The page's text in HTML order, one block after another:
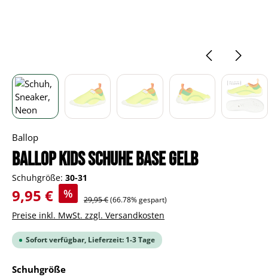
Ballop
BALLOP Kids Schuhe Base gelb
Schuhgröße: 30-31
Verkaufspreis:
9,95 € % Regulärer Preis:
29,95 €(66.78% gespart)
Preise inkl. MwSt. zzgl. Versandkosten
Sofort verfügbar, Lieferzeit: 1-3 Tage
Schuhgrößeauswählen